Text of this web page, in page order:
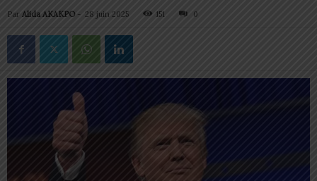
Par Alida AKAKPO - 28 juin 2025 151 0